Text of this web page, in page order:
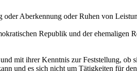
Aberkennung oder Ruhen von
Republik und der ehemaligen
mit ihrer Kenntnis zur Feststellung,
und es sich nicht um Tätigkeiten für